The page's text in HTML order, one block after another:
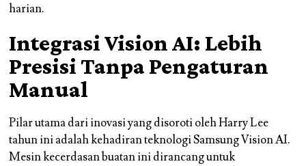
harian.
Integrasi Vision AI: Lebih
Presisi Tanpa Pengaturan
Manual
Pilar utama dari inovasi yang disoroti oleh Harry Lee
tahun ini adalah kehadiran teknologi Samsung Vision AI.
Mesin kecerdasan buatan ini dirancang untuk